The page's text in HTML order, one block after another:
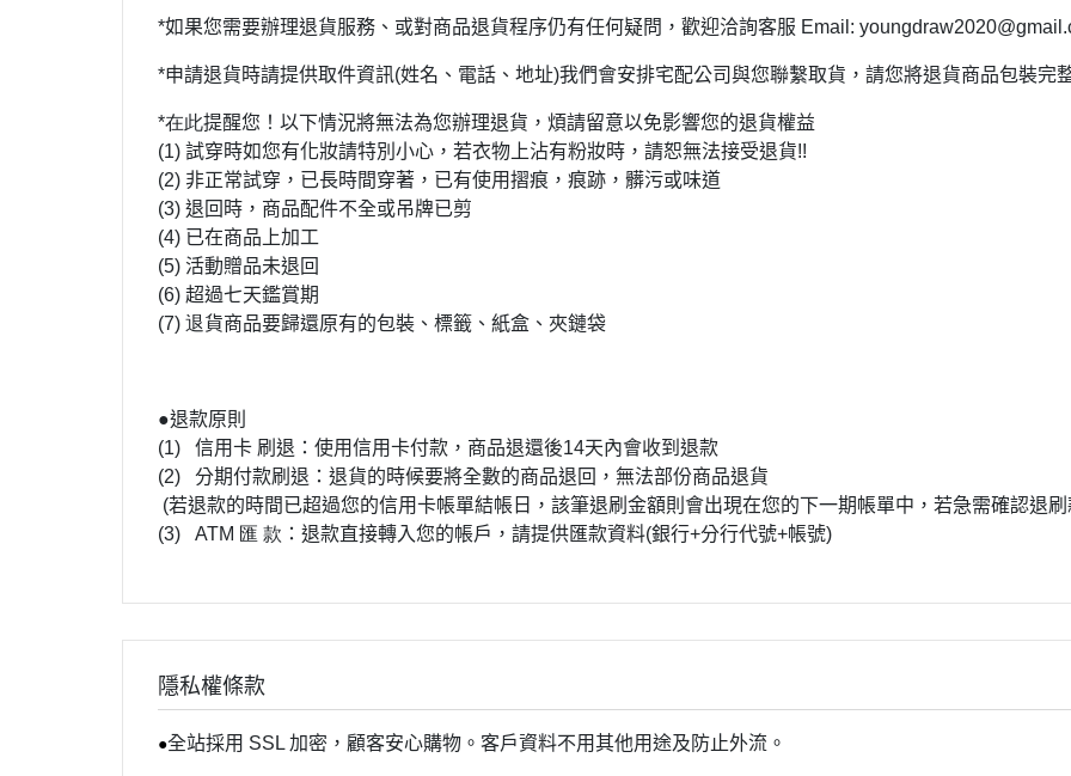
*如果您需要辦理退貨服務、或對商品退貨程序仍有任何疑問，歡迎洽詢客服 Email:
*申請退貨時請提供取件資訊(姓名、電話、地址)我們會安排宅配公司與您聯繫取貨，請您將退貨商品包裝完
*在此提醒您！以下情況將無法為您辦理退貨，煩請留意以免影響您的退貨權益
(1) 試穿時如您有化妝請特別小心，若衣物上沾有粉妝時，請恕無法接受退貨!!
(2) 非正常試穿，已長時間穿著，已有使用摺痕，痕跡，髒污或味道
(3) 退回時，商品配件不全或吊牌已剪
(4) 已在商品上加工
(5) 活動贈品未退回
(6) 超過七天鑑賞期
(7) 退貨商品要歸還原有的包裝、標籤、紙盒、夾鏈袋
●退款原則
(1)
信用卡 刷退：使用信用卡付款，商品退還後14天內會收到退款
(2)
分期付款刷退：退貨的時候要將全數的商品退回，無法部份商品退貨
(若退款的時間已超過您的信用卡帳單結帳日，該筆退刷金額則會出現在您的下一期帳單中，若急需確認退
(3)
ATM 匯 款 ：退款直接轉入您的帳戶，請提供匯款資料(銀行+分行代號+帳號)
隱私權條款
●全站採用 SSL 加密，顧客安心購物。客戶資料不用其他用途及防止外流。